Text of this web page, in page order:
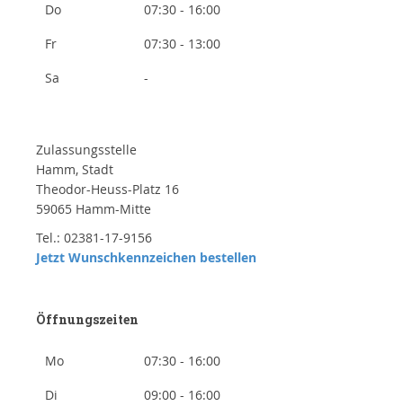
Do
07:30 - 16:00
Fr
07:30 - 13:00
Sa
-
Zulassungsstelle
Hamm, Stadt
Theodor-Heuss-Platz 16
59065 Hamm-Mitte
Tel.: 02381-17-9156
Jetzt Wunschkennzeichen bestellen
Öffnungszeiten
Mo
07:30 - 16:00
Di
09:00 - 16:00